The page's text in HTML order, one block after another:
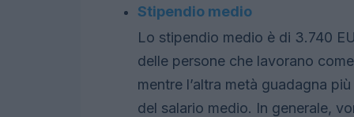
Stipendio medio
Lo stipendio medio è di 3.740
delle persone che lavorano
mentre l’altra metà guadagna
del salario medio. In generale,